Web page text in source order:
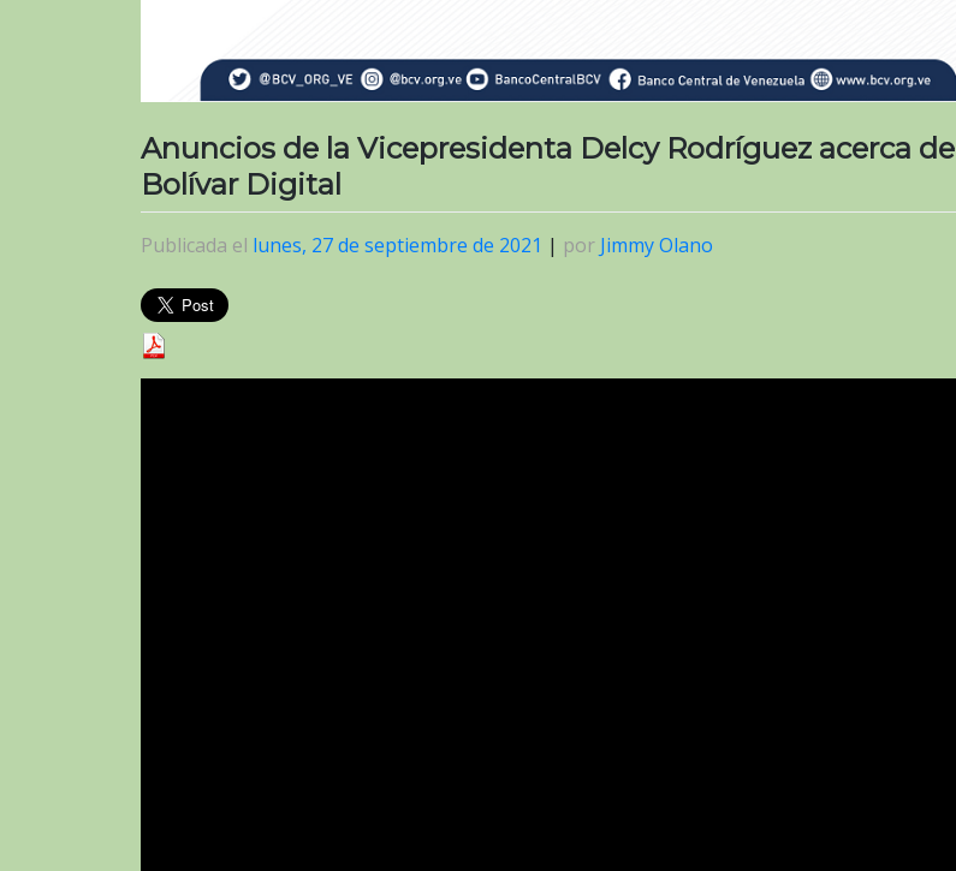
Anuncios de la Vicepresidenta Delcy Rodríguez acerca del
Bolívar Digital
Publicada el lunes, 27 de septiembre de 2021 | por Jimmy Olano